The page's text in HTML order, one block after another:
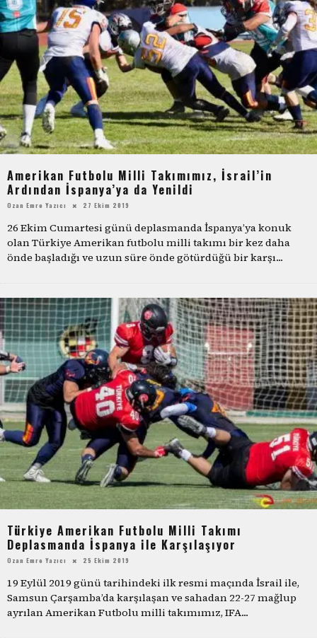
Amerikan Futbolu Milli Takımımız, İsrail’in
Ardından İspanya’ya da Yenildi
Ozan Emre Yazıcı 27 Ekim 2019
26 Ekim Cumartesi günü deplasmanda İspanya’ya konuk
olan Türkiye Amerikan futbolu milli takımı bir kez daha
önde başladığı ve uzun süre önde götürdüğü bir karşı...
Türkiye Amerikan Futbolu Milli Takımı
Deplasmanda İspanya ile Karşılaşıyor
Ozan Emre Yazıcı 25 Ekim 2019
19 Eylül 2019 günü tarihindeki ilk resmi maçında İsrail ile,
Samsun Çarşamba’da karşılaşan ve sahadan 22-27 mağlup
ayrılan Amerikan Futbolu milli takımımız, IFA...